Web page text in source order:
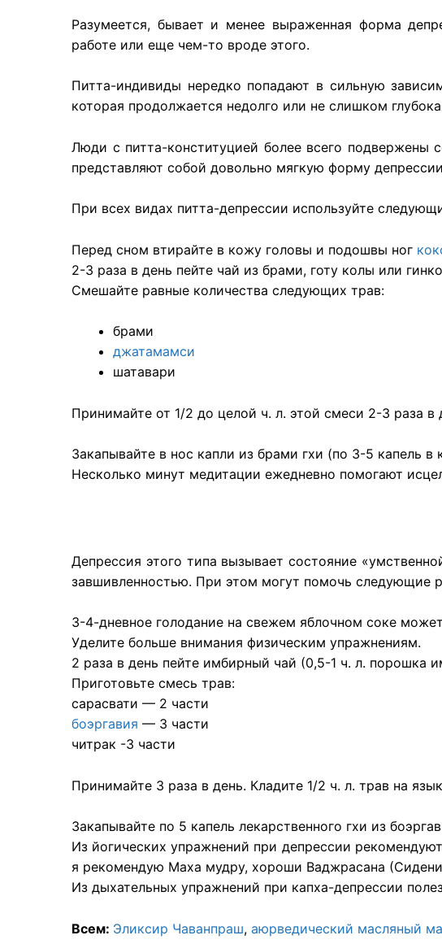
Разумеется, бывает и менее выраженная форма
работе или еще чем-то вроде этого.
Питта-индивиды нередко попадают в сильную
которая продолжается недолго или не слишком
Люди с питта-конституцией более всего
представляют собой довольно мягкую форму
При всех видах питта-депрессии используйте
Перед сном втирайте в кожу головы и подошвы ног
2-3 раза в день пейте чай из брами, готу колы или
Смешайте равные количества следующих трав:
брами
джатамамси
шатавари
Принимайте от 1/2 до целой ч. л. этой смеси 2-3 раза в
Закапывайте в нос капли из брами гхи (по 3-5 капель
Несколько минут медитации ежедневно помогают
Депрессия этого типа вызывает состояние
завшивленностью. При этом могут помочь следующие
3-4-дневное голодание на свежем яблочном соке
Уделите больше внимания физическим упражнениям.
2 раза в день пейте имбирный чай (0,5-1 ч. л. порошка
Приготовьте смесь трав:
сарасвати — 2 части
боэргавия — 3 части
читрак -3 части
Принимайте 3 раза в день. Кладите 1/2 ч. л. трав на
Закапывайте по 5 капель лекарственного гхи из
Из йогических упражнений при депрессии
я рекомендую Маха мудру, хороши Ваджрасана
Из дыхательных упражнений при капха-депрессии
Всем: Эликсир Чаванпраш, аюрведический масляный